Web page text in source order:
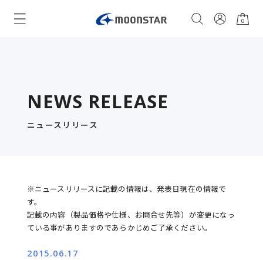
0
NEWS RELEASE
ニュースリリース
※ニュースリリースに記載の情報は、発表日現在の情報で
す。
記載の内容（製品価格や仕様、お問合せ先等）が変更になっ
ている事がありますのであらかじめご了承ください。
2015.06.17